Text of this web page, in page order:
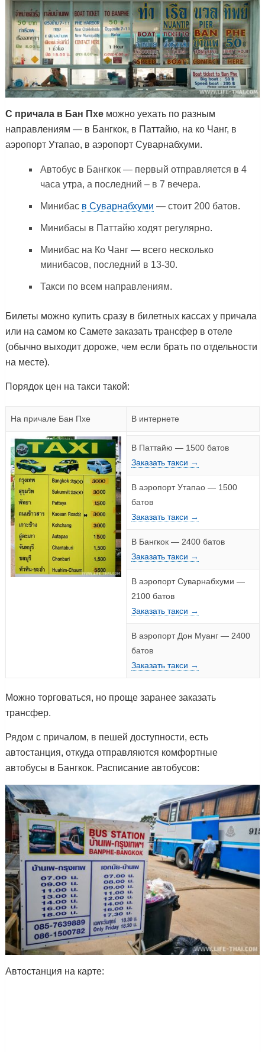
С причала в Бан Пхеможно уехать по разным
направлениям — в Бангкок, в Паттайю, на ко Чанг, в
аэропорт Утапао, в аэропорт Суварнабхуми.
Автобус в Бангкок — первый отправляется в 4
часа утра, а последний – в 7 вечера.
Минибас в Суварнабхуми — стоит 200 батов.
Минибасы в Паттайю ходят регулярно.
Минибас на Ко Чанг — всего несколько
минибасов, последний в 13-30.
Такси по всем направлениям.
Билеты можно купить сразу в билетных кассах у причала
или на самом ко Самете заказать трансфер в отеле
(обычно выходит дороже, чем если брать по отдельности
на месте).
Порядок цен на такси такой:
На причале Бан Пхе В интернете
В Паттайю — 1500 батов
Заказать такси →
В аэропорт Утапао — 1500
батов
Заказать такси →
В Бангкок — 2400 батов
Заказать такси →
В аэропорт Суварнабхуми —
2100 батов
Заказать такси →
В аэропорт Дон Муанг — 2400
батов
Заказать такси →
Можно торговаться, но проще заранее заказать
трансфер.
Рядом с причалом, в пешей доступности, есть
автостанция, откуда отправляются комфортные
автобусы в Бангкок. Расписание автобусов:
Автостанция на карте: